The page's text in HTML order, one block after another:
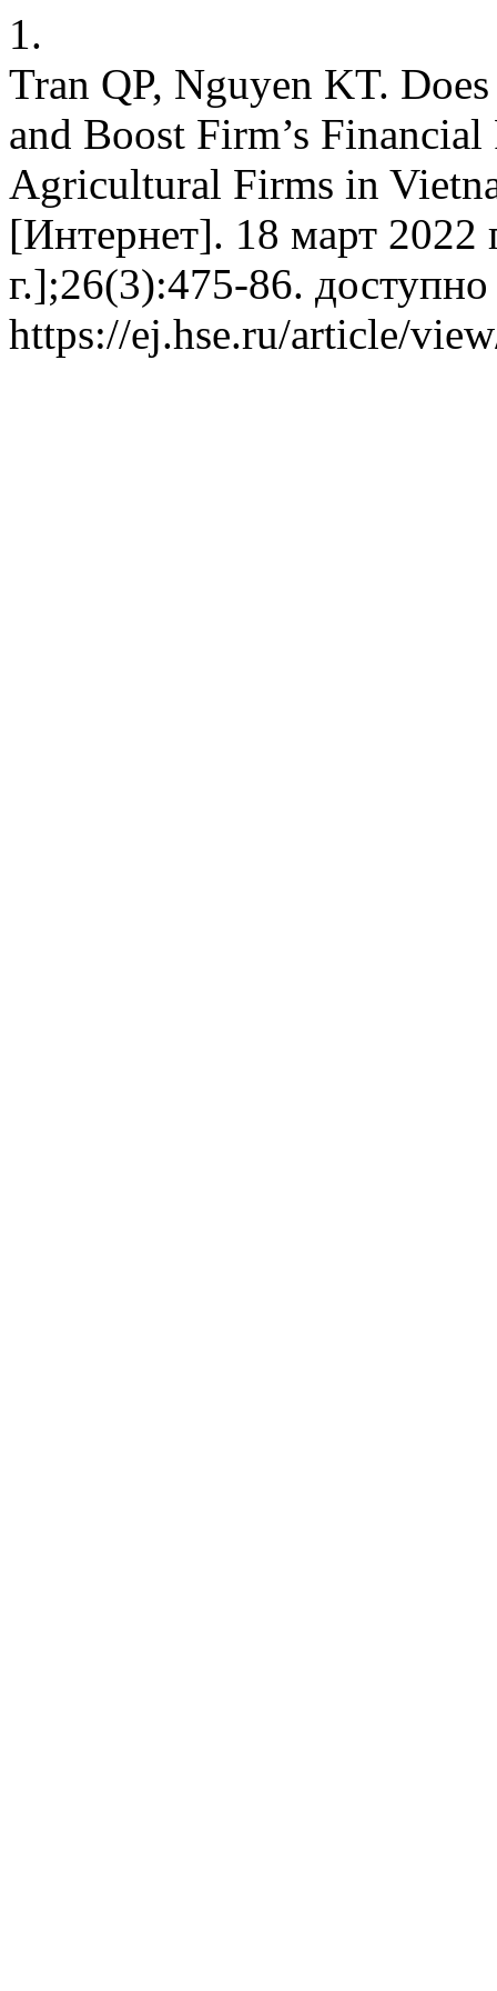
1.
Tran QP, Nguyen KT.
and Boost Firm’s
Agricultural Firms in
[Интернет]. 18 март 2022
г.];26(3):475-86.
https://ej.hse.ru/article/